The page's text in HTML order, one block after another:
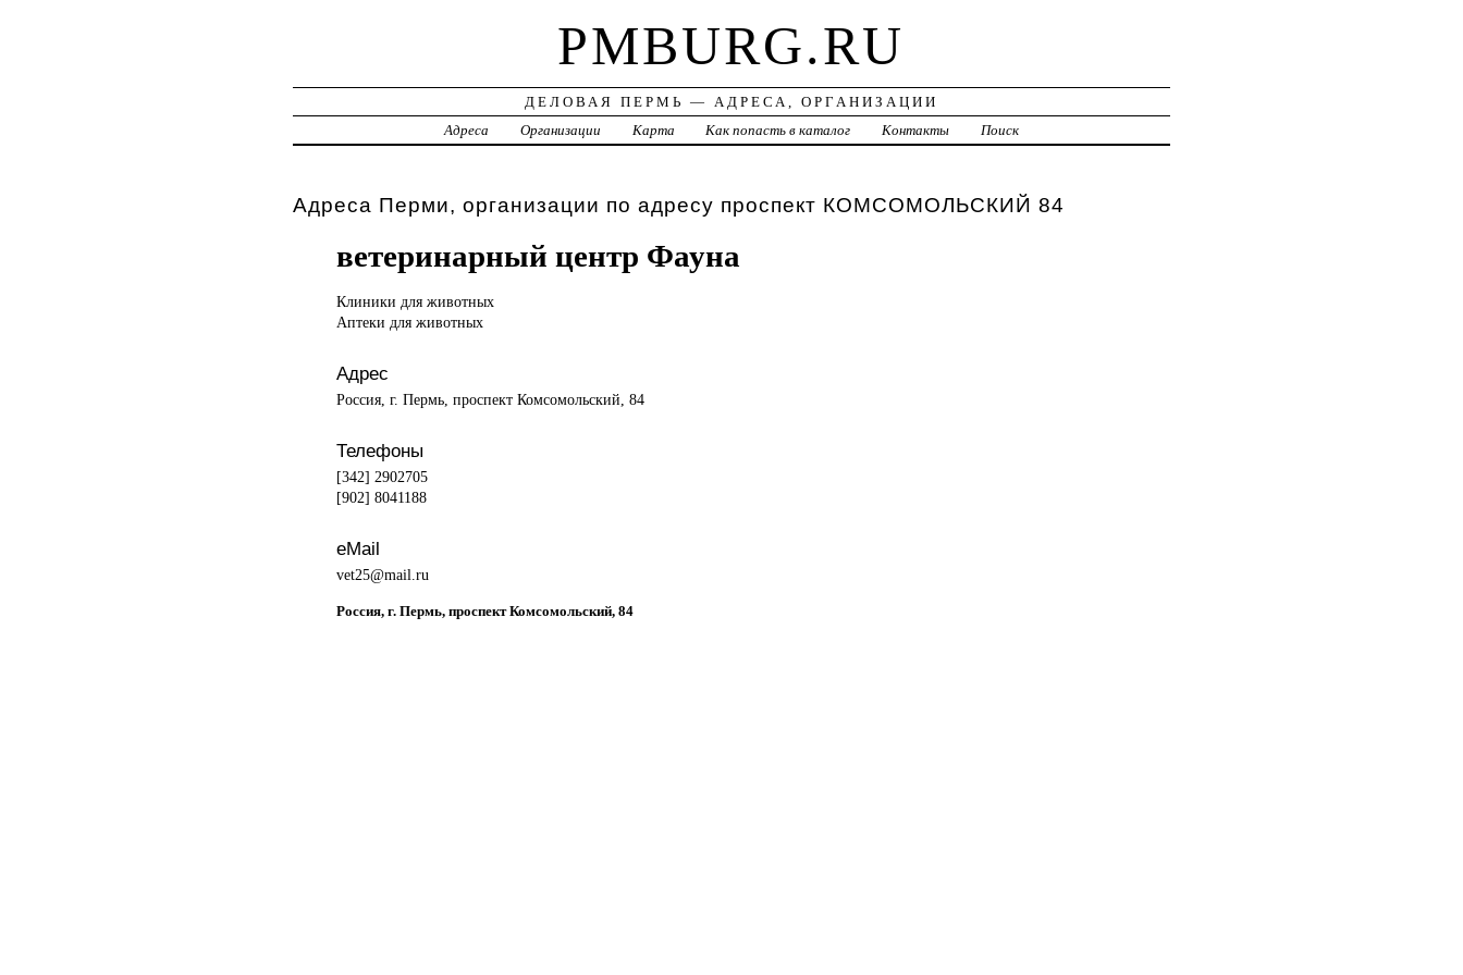
PMBURG.RU
ДЕЛОВАЯ ПЕРМЬ — АДРЕСА, ОРГАНИЗАЦИИ
Адреса
Организации Карта Как попасть в каталог Контакты Поиск
Адреса Перми, организации по адресу проспект КОМСОМОЛЬСКИЙ 84
ветеринарный центр Фауна
Клиники для животных
Аптеки для животных
Адрес
Россия, г. Пермь, проспект Комсомольский, 84
Телефоны
[342] 2902705
[902] 8041188
eMail
vet25@mail.ru
Россия, г. Пермь, проспект Комсомольский, 84